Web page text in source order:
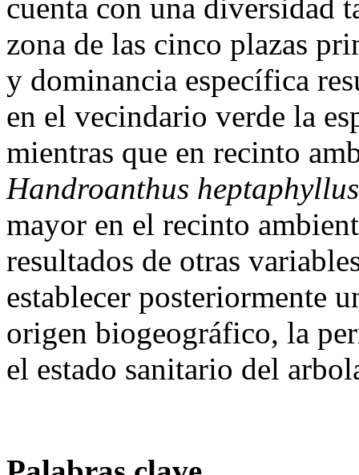
cuenta con una diversidad
zona de las cinco plazas
y dominancia específica
en el vecindario verde la
mientras que en recinto
Handroanthus heptaphyllus
mayor en el recinto
resultados de otras
establecer posteriormente
origen biogeográfico, la
el estado sanitario del